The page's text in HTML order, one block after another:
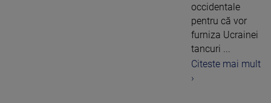
occidentale
pentru că vor
furniza Ucrainei
tancuri ...
Citeste mai mult
›